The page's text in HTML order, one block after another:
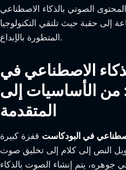
الصوتي بالذكاء الاصطناعي
إلى حقبة حيث تلتقي التكنولوجيا
المتطورة بالإبداع.
الاصطناعي في
من الأساسيات إلى
المتقدمة
في البودكاست قفزة كبيرة
النص إلى كلام إلى تخليق صوت
جوهره، يتم إنشاء الصوت بالذكاء